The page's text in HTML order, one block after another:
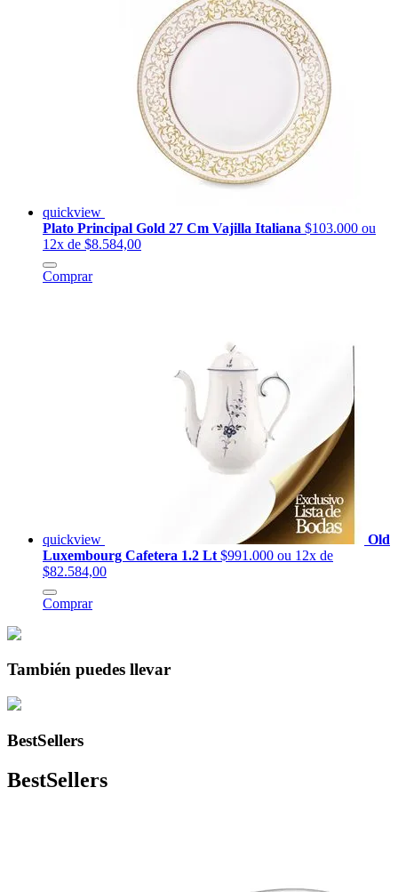
quickview
Plato Principal Gold 27 Cm Vajilla Italiana $103.000 ou
12x de $8.584,00
Comprar
quickview
Old
Luxembourg Cafetera 1.2 Lt $991.000 ou 12x de
$82.584,00
Comprar
También puedes llevar
BestSellers
BestSellers